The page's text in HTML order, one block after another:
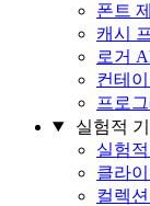
폰트
캐시
로거
컨테
프로
실험적
실험
클라
컬렉